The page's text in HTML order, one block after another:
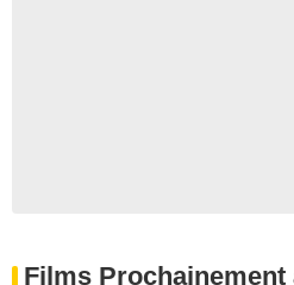
Films Prochainement